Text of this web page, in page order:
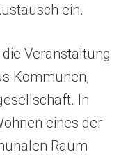
ein.
Veranstaltung
Kommunen,
In
eines der
Raum